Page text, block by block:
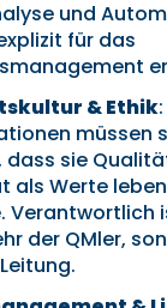
und
für das
& Ethik:
müssen
dass sie
als Werte
Verantwortlich
der QMler,